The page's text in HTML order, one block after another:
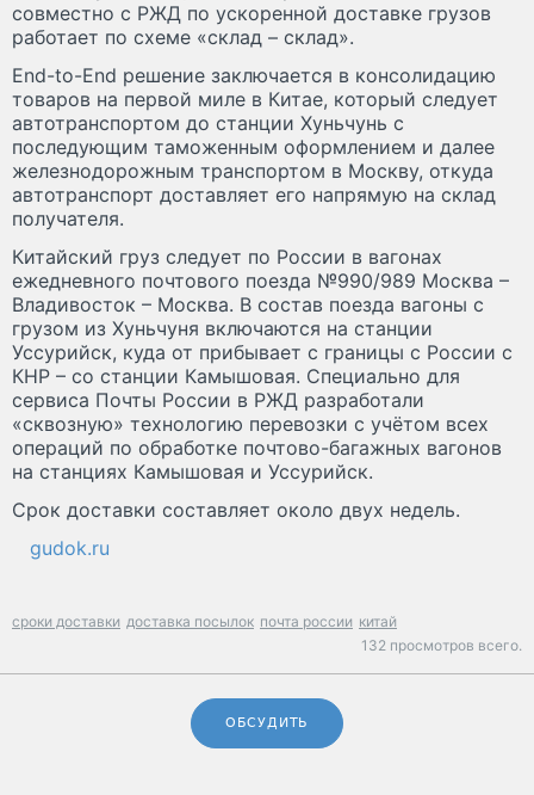
совместно с РЖД по ускоренной доставке грузов
работает по схеме «склад – склад».
End-to-End решение заключается в консолидацию
товаров на первой миле в Китае, который следует
автотранспортом до станции Хуньчунь с
последующим таможенным оформлением и далее
железнодорожным транспортом в Москву, откуда
автотранспорт доставляет его напрямую на склад
получателя.
Китайский груз следует по России в вагонах
ежедневного почтового поезда №990/989 Москва –
Владивосток – Москва. В состав поезда вагоны с
грузом из Хуньчуня включаются на станции
Уссурийск, куда от прибывает с границы с России с
КНР – со станции Камышовая. Специально для
сервиса Почты России в РЖД разработали
«сквозную» технологию перевозки с учётом всех
операций по обработке почтово-багажных вагонов
на станциях Камышовая и Уссурийск.
Срок доставки составляет около двух недель.
gudok.ru
сроки доставки доставка посылок почта россии китай
132 просмотров всего.
ОБСУДИТЬ